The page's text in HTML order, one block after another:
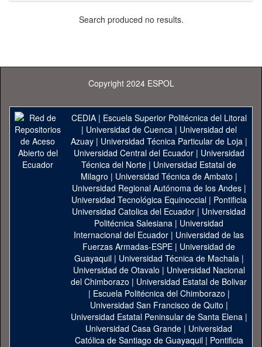
Search produced no results.
Copyright 2024 ESPOL
CEDIA| Escuela Superior Politécnica del Litoral
| Universidad de Cuenca| Universidad del
Azuay| Universidad Técnica Particular de Loja|
Universidad Central del Ecuador| Universidad
Técnica del Norte | Universidad Estatal de
Milagro | Universidad Técnica de Ambato |
Universidad Regional Autónoma de los Andes|
Universidad Tecnológica Equinoccial| Pontificia
Universidad Catolica del Ecuador | Universidad
Politécnica Salesiana | Universidad
Internacional del Ecuador | Universidad de las
Fuerzas Armadas-ESPE | Universidad de
Guayaquil| Universidad Técnica de Machala|
Universidad de Otavalo | Universidad Nacional
del Chimborazo | Universidad Estatal de Bolivar
| Escuela Politécnica del Chimborazo |
Universidad San Francisco de Quito |
Universidad Estatal Peninsular de Santa Elena|
Universidad Casa Grande | Universidad
Católica de Santiago de Guayaquil| Pontificia